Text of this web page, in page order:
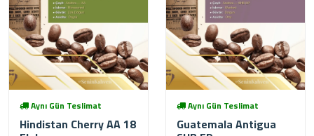
Aynı Gün Teslimat
Hindistan Cherry AA 18
Aynı Gün Teslimat
Guatemala Antigua